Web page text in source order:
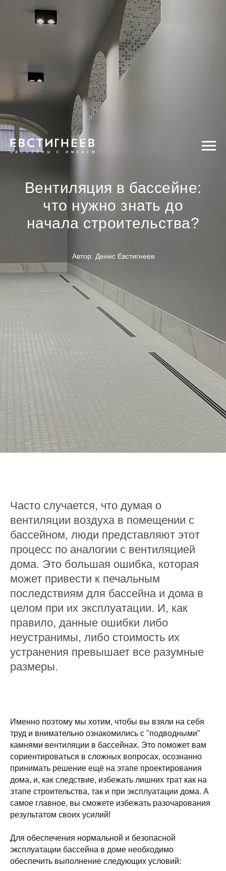
Вентиляция в бассейне:
что нужно знать до
начала строительства?
Автор: Денис Евстигнеев
Часто случается, что думая о
вентиляции воздуха в помещении с
бассейном, люди представляют этот
процесс по аналогии с вентиляцией
дома. Это большая ошибка, которая
может привести к печальным
последствиям для бассейна и дома в
целом при их эксплуатации. И, как
правило, данные ошибки либо
неустранимы, либо стоимость их
устранения превышает все разумные
размеры.
Именно поэтому мы хотим, чтобы вы взяли на себя
труд и внимательно ознакомились с "подводными"
камнями вентиляции в бассейнах. Это поможет вам
сориентироваться в сложных вопросах, осознанно
принимать решение ещё на этапе проектирования
дома, и, как следствие, избежать лишних трат как на
этапе строительства, так и при эксплуатации дома. А
самое главное, вы сможете избежать разочарования
результатом своих усилий!
Для обеспечения нормальной и безопасной
эксплуатации бассейна в доме необходимо
обеспечить выполнение следующих условий: